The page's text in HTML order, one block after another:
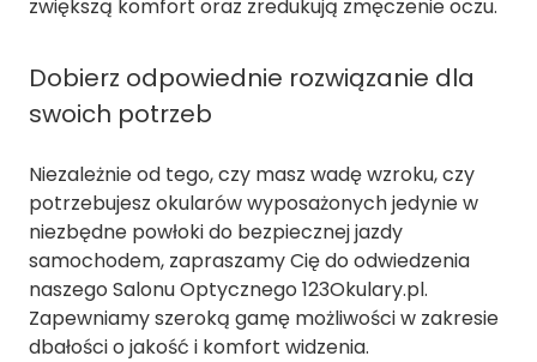
zwiększą komfort oraz zredukują zmęczenie oczu.
Dobierz odpowiednie rozwiązanie dla
swoich potrzeb
Niezależnie od tego, czy masz wadę wzroku, czy
potrzebujesz okularów wyposażonych jedynie w
niezbędne powłoki do bezpiecznej jazdy
samochodem, zapraszamy Cię do odwiedzenia
naszego Salonu Optycznego 123Okulary.pl.
Zapewniamy szeroką gamę możliwości w zakresie
dbałości o jakość i komfort widzenia.